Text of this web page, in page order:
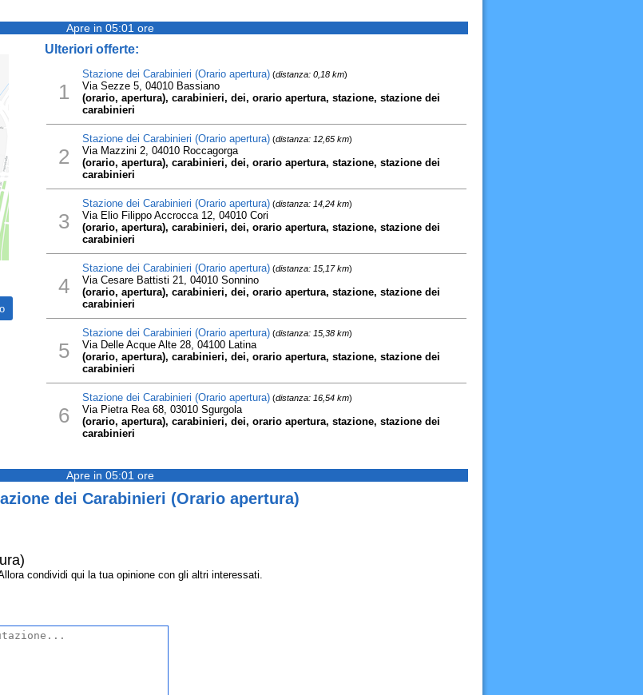
Apre in 05:01 ore
Ulteriori offerte:
1
Stazione dei Carabinieri (Orario apertura)(distanza: 0,18 km)
Via Sezze 5, 04010 Bassiano
(orario, apertura), carabinieri, dei, orario apertura, stazione, stazione dei
carabinieri
2
Stazione dei Carabinieri (Orario apertura)(distanza: 12,65 km)
Via Mazzini 2, 04010 Roccagorga
(orario, apertura), carabinieri, dei, orario apertura, stazione, stazione dei
carabinieri
3
Stazione dei Carabinieri (Orario apertura)(distanza: 14,24 km)
Via Elio Filippo Accrocca 12, 04010 Cori
(orario, apertura), carabinieri, dei, orario apertura, stazione, stazione dei
carabinieri
4
Stazione dei Carabinieri (Orario apertura)(distanza: 15,17 km)
Via Cesare Battisti 21, 04010 Sonnino
(orario, apertura), carabinieri, dei, orario apertura, stazione, stazione dei
carabinieri
5
Stazione dei Carabinieri (Orario apertura)(distanza: 15,38 km)
Via Delle Acque Alte 28, 04100 Latina
(orario, apertura), carabinieri, dei, orario apertura, stazione, stazione dei
carabinieri
6
Stazione dei Carabinieri (Orario apertura)(distanza: 16,54 km)
Via Pietra Rea 68, 03010 Sgurgola
(orario, apertura), carabinieri, dei, orario apertura, stazione, stazione dei
carabinieri
Apre in 05:01 ore
dei Carabinieri (Orario apertura)
condividi qui la tua opinione con gli altri interessati.